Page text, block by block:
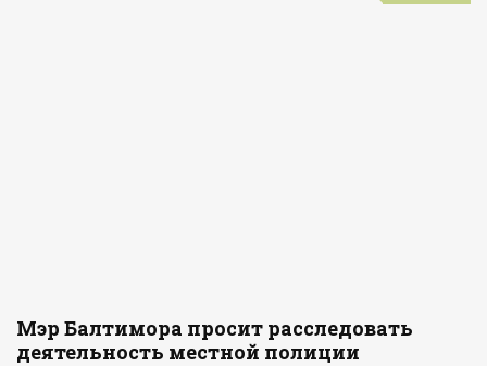
Мэр Балтимора просит расследовать
деятельность местной полиции